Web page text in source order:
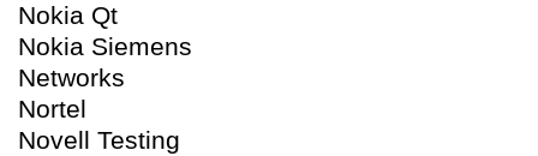
Nokia Qt
Nokia Siemens
Networks
Nortel
Novell Testing